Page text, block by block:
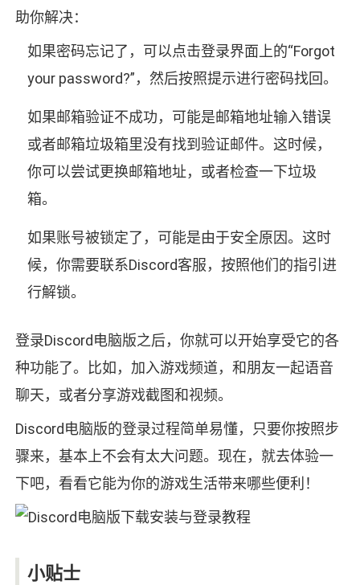
助你解决：
如果密码忘记了，可以点击登录界面上的“Forgot
your password?”，然后按照提示进行密码找回。
如果邮箱验证不成功，可能是邮箱地址输入错误
或者邮箱垃圾箱里没有找到验证邮件。这时候，
你可以尝试更换邮箱地址，或者检查一下垃圾
箱。
如果账号被锁定了，可能是由于安全原因。这时
候，你需要联系Discord客服，按照他们的指引进
行解锁。
登录Discord电脑版之后，你就可以开始享受它的各
种功能了。比如，加入游戏频道，和朋友一起语音
聊天，或者分享游戏截图和视频。
Discord电脑版的登录过程简单易懂，只要你按照步
骤来，基本上不会有太大问题。现在，就去体验一
下吧，看看它能为你的游戏生活带来哪些便利！
小贴士